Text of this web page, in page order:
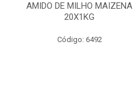
CALDO DE GALINHA ARISCO
BAG 12X850G
Código: 6471